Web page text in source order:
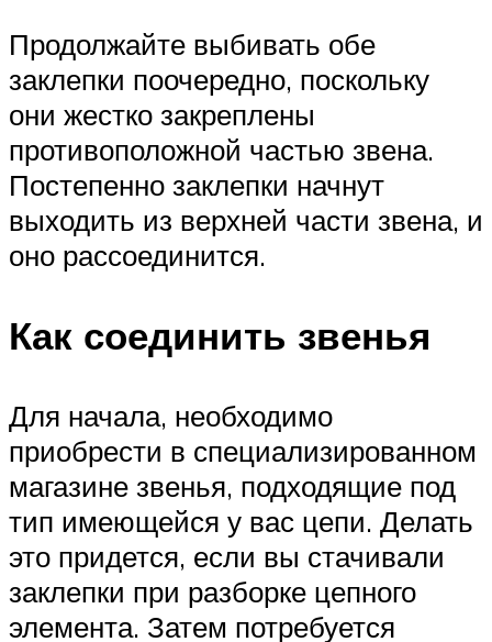
Продолжайте выбивать обе
заклепки поочередно, поскольку
они жестко закреплены
противоположной частью звена.
Постепенно заклепки начнут
выходить из верхней части звена, и
оно рассоединится.
Как соединить звенья
Для начала, необходимо
приобрести в специализированном
магазине звенья, подходящие под
тип имеющейся у вас цепи. Делать
это придется, если вы стачивали
заклепки при разборке цепного
элемента. Затем потребуется